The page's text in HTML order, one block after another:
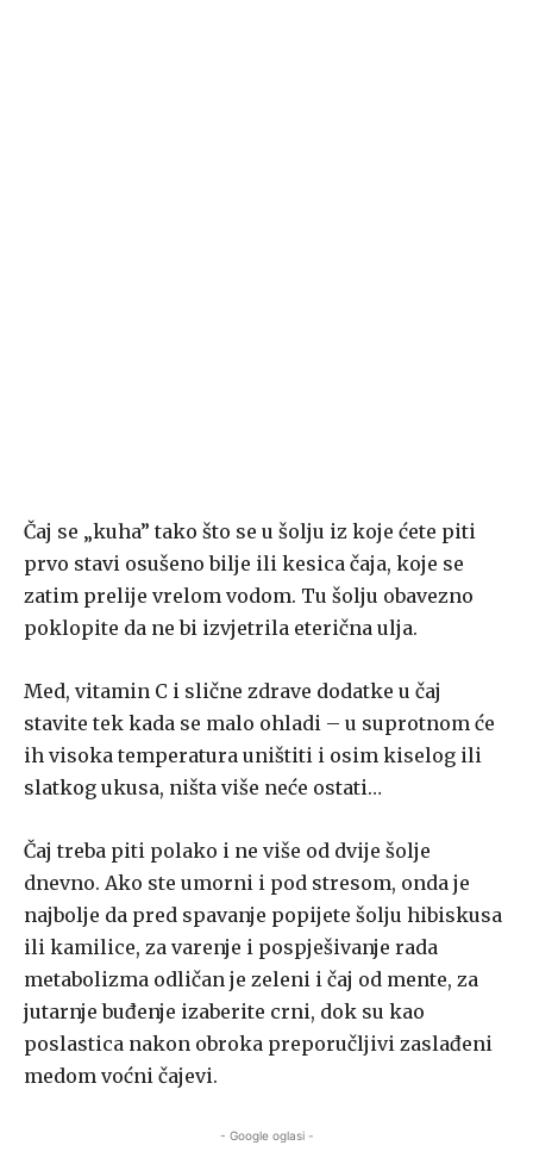
Čaj se „kuha” tako što se u šolju iz koje ćete piti
prvo stavi osušeno bilje ili kesica čaja, koje se
zatim prelije vrelom vodom. Tu šolju obavezno
poklopite da ne bi izvjetrila eterična ulja.
Med, vitamin C i slične zdrave dodatke u čaj
stavite tek kada se malo ohladi – u suprotnom će
ih visoka temperatura uništiti i osim kiselog ili
slatkog ukusa, ništa više neće ostati…
Čaj treba piti polako i ne više od dvije šolje
dnevno. Ako ste umorni i pod stresom, onda je
najbolje da pred spavanje popijete šolju hibiskusa
ili kamilice, za varenje i pospješivanje rada
metabolizma odličan je zeleni i čaj od mente, za
jutarnje buđenje izaberite crni, dok su kao
poslastica nakon obroka preporučljivi zaslađeni
medom voćni čajevi.
- Google oglasi -